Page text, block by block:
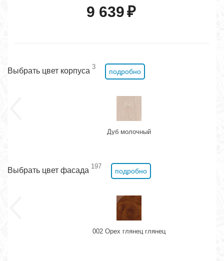
9 639₽
Выбрать цвет корпуса 3
подробно
Дуб молочный
Выбрать цвет фасада 197
подробно
002 Орех глянец глянец